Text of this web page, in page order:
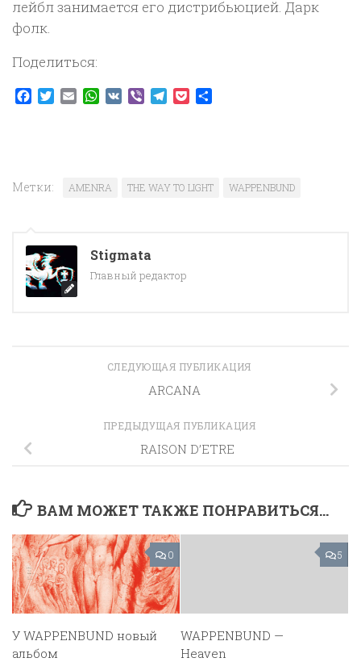
лейбл занимается его дистрибьюцией. Дарк
фолк.
Поделиться:
Facebook
TwitterEmailWhatsApp
VK ViberTelegram
Pocket
Метки: AMENRA THE WAY TO LIGHT WAPPENBUND
Stigmata
Главный редактор
СЛЕДУЮЩАЯ ПУБЛИКАЦИЯ
ARCANA
ПРЕДЫДУЩАЯ ПУБЛИКАЦИЯ
RAISON D’ETRE
ВАМ МОЖЕТ ТАКЖЕ ПОНРАВИТЬСЯ...
0
У WAPPENBUND новый
альбом
5
WAPPENBUND —
Heaven